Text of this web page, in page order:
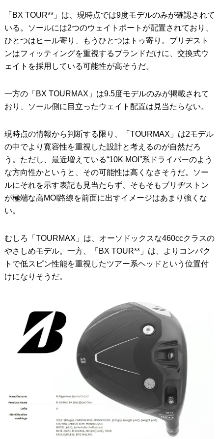
「BX TOUR**」は、現時点では9度モデルのみが確認されて
いる。ソールには2つのウェイトポートが配置されており、
ひとつはヒール寄り、もうひとつはトゥ寄り。ブリヂスト
ンはフィッティングを重視するブランドだけに、交換式ウ
ェイトを採用している可能性が高そうだ。
一方の「BX TOURMAX」は9.5度モデルのみが掲載されて
おり、ソール側に目立ったウェイト配置は見当たらない。
現時点の情報から判断する限り、「TOURMAX」は2モデル
の中でより寛容性を重視した設計と考えるのが自然だろ
う。ただし、最近増えている“10K MOI”系ドライバーのよう
な方向性かというと、その可能性は高くなさそうだ。ソー
ルにそれを示す表記も見当たらず、そもそもブリヂストン
が極端な高MOI路線を前面に出すイメージはあまり強くな
い。
むしろ「TOURMAX」は、オーソドックスな460ccクラスの
やさしめモデル。一方、「BX TOUR**」は、よりコンパク
トで低スピン性能を重視したツアー系ヘッドという位置付
けになりそうだ。